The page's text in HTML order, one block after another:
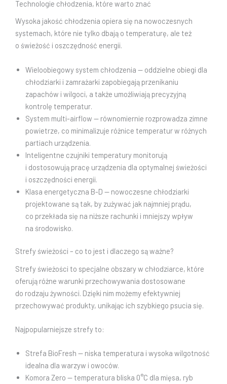
Technologie chłodzenia, które warto znać
Wysoka jakość chłodzenia opiera się na nowoczesnych
systemach, które nie tylko dbają o temperaturę, ale też
o świeżość i oszczędność energii.
Wieloobiegowy system chłodzenia — oddzielne obiegi dla
chłodziarki i zamrażarki zapobiegają przenikaniu
zapachów i wilgoci, a także umożliwiają precyzyjną
kontrolę temperatur.
System multi-airflow — równomiernie rozprowadza zimne
powietrze, co minimalizuje różnice temperatur w różnych
partiach urządzenia.
Inteligentne czujniki temperatury monitorują
i dostosowują pracę urządzenia dla optymalnej świeżości
i oszczędności energii.
Klasa energetyczna B-D — nowoczesne chłodziarki
projektowane są tak, by zużywać jak najmniej prądu,
co przekłada się na niższe rachunki i mniejszy wpływ
na środowisko.
Strefy świeżości – co to jest i dlaczego są ważne?
Strefy świeżości to specjalne obszary w chłodziarce, które
oferują różne warunki przechowywania dostosowane
do rodzaju żywności. Dzięki nim możemy efektywniej
przechowywać produkty, unikając ich szybkiego psucia się.
Najpopularniejsze strefy to:
Strefa BioFresh — niska temperatura i wysoka wilgotność
idealna dla warzyw i owoców.
Komora Zero — temperatura bliska 0°C dla mięsa, ryb